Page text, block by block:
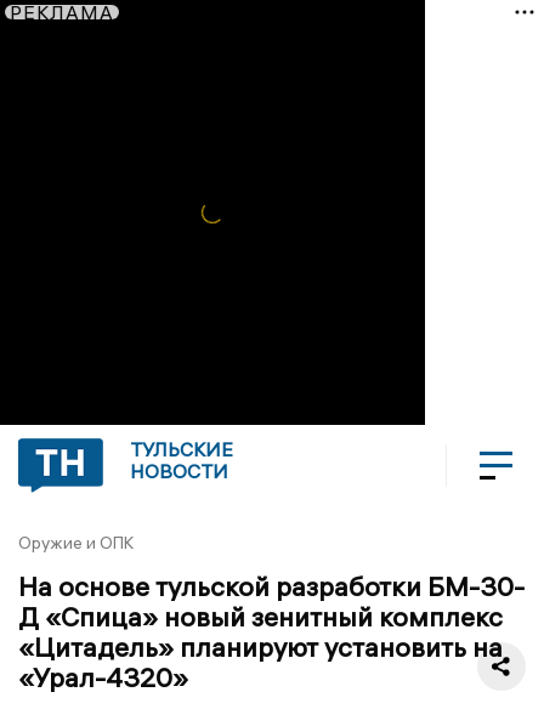
РЕКЛАМА
ТУЛЬСКИЕ
НОВОСТИ
Оружие и ОПК
На основе тульской разработки БМ-30-
Д «Спица» новый зенитный комплекс
«Цитадель» планируют установить на
«Урал-4320»